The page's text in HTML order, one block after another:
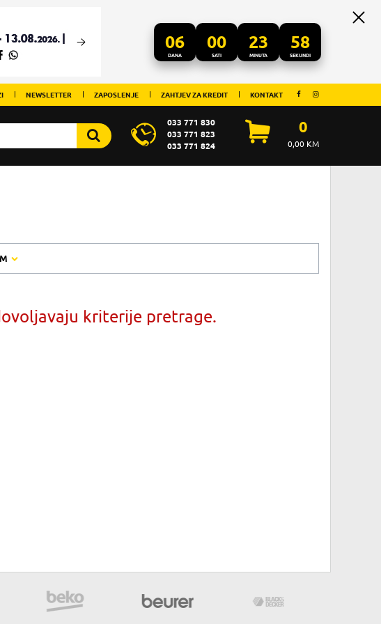
06
DANA
00
SATI
23
MINUTA
58
SEKUNDI
NEWSLETTER ZAPOSLENJE ZAHTJEV ZA KREDIT KONTAKT
033 771 830
033 771 823
033 771 824
0
0,00KM
kriterije pretrage.